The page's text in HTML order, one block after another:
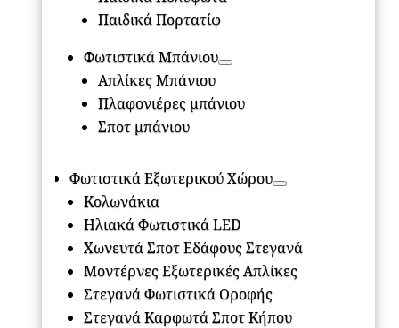
Παιδικά Πορτατίφ
Φωτιστικά Μπάνιου
Απλίκες Μπάνιου
Πλαφονιέρες μπάνιου
Σποτ μπάνιου
Φωτιστικά Εξωτερικού Χώρου
Κολωνάκια
Ηλιακά Φωτιστικά LED
Χωνευτά Σποτ Εδάφους Στεγανά
Μοντέρνες Εξωτερικές Απλίκες
Στεγανά Φωτιστικά Οροφής
Στεγανά Καρφωτά Σποτ Κήπου